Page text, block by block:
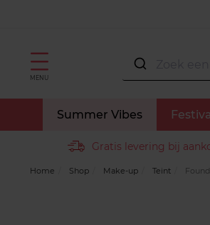
MENU
Summer Vibes
Gratis levering bij
Home Shop Make-up Teint